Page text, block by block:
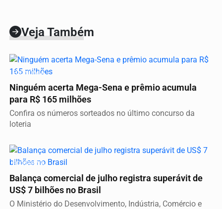
Veja Também
ECONOMIA
Ninguém acerta Mega-Sena e prêmio acumula
para R$ 165 milhões
Confira os números sorteados no último concurso da
loteria
ECONOMIA
Balança comercial de julho registra superávit de
US$ 7 bilhões no Brasil
O Ministério do Desenvolvimento, Indústria, Comércio e